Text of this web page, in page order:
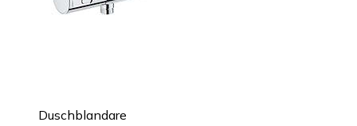
Duschblandare